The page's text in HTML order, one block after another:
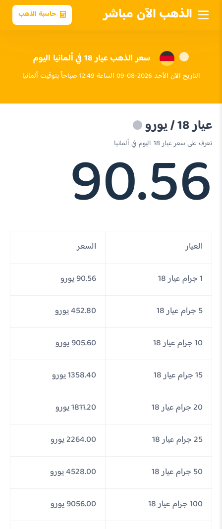
الذهب الآن مباشر حاسبة الذهب
سعر الذهب عيار 18 في ألمانيا اليوم
التاريخ الآن الأحد 2026-08-09 الساعة 12:49 صباحاً بتوقيت ألمانيا
عيار 18 / يورو
تعرف على سعر عيار 18 اليوم في ألمانيا
90.56
العيار السعر
1 جرام عيار 18 90.56 يورو
5 جرام عيار 18 452.80 يورو
10 جرام عيار 18 905.60 يورو
15 جرام عيار 18 1358.40 يورو
20 جرام عيار 18 1811.20 يورو
25 جرام عيار 18 2264.00 يورو
50 جرام عيار 18 4528.00 يورو
100 جرام عيار 18 9056.00 يورو